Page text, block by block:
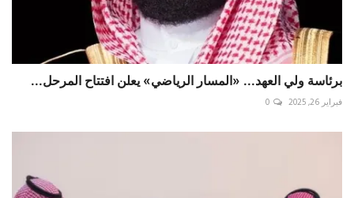
برئاسة ولي العهد... «المسار الرياضي» يعلن افتتاح المرحل...
فبراير 26, 2025 0